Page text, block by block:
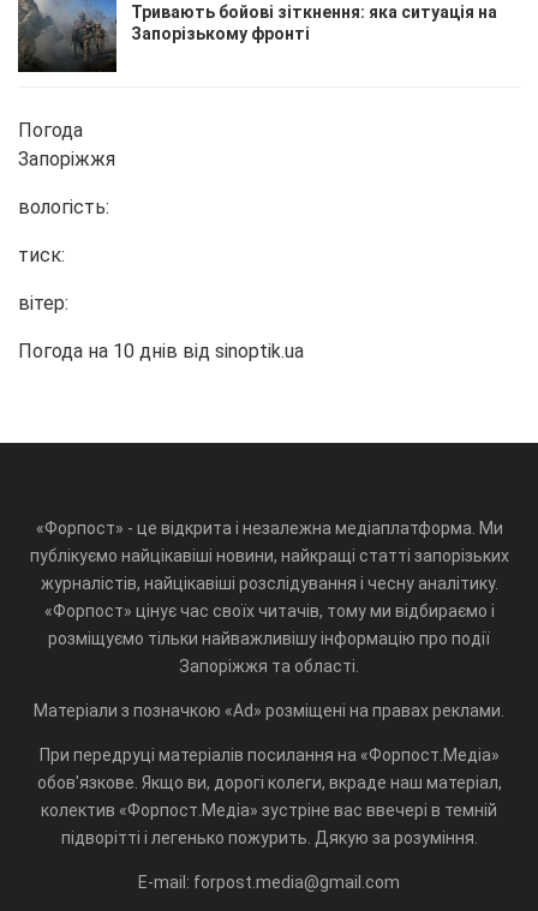
Тривають бойові зіткнення: яка ситуація на
Запорізькому фронті
Погода
Запоріжжя
вологість:
тиск:
вітер:
Погода на 10 днів від sinoptik.ua
«Форпост» - це відкрита і незалежна медіаплатформа. Ми
публікуємо найцікавіші новини, найкращі статті запорізьких
журналістів, найцікавіші розслідування і чесну аналітику.
«Форпост» цінує час своїх читачів, тому ми відбираємо і
розміщуємо тільки найважливішу інформацію про події
Запоріжжя та області.
Матеріали з позначкою «Ad» розміщені на правах реклами.
При передруці матеріалів посилання на «Форпост.Медіа»
обов'язкове. Якщо ви, дорогі колеги, вкраде наш матеріал,
колектив «Форпост.Медіа» зустріне вас ввечері в темній
підворітті і легенько пожурить. Дякую за розуміння.
E-mail: forpost.media@gmail.com